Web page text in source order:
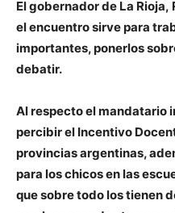
El gobernador de La Rioja,
el encuentro sirve para
importantes, ponerlos
debatir.
Al respecto el mandatario
percibir el Incentivo
provincias argentinas,
para los chicos en las
que sobre todo los tienen